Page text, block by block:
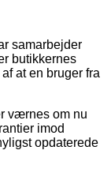
samarbejder
butikkernes
at en bruger fra
værnes om nu
imod
opdaterede